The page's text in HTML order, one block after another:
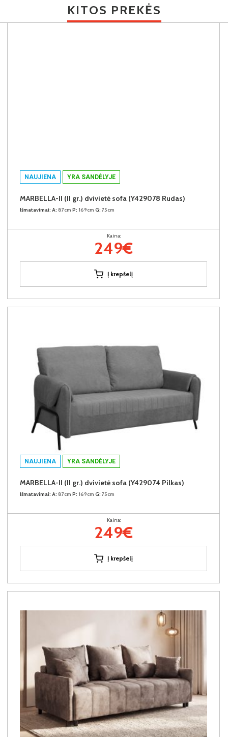
KITOS PREKĖS
NAUJIENA YRA SANDĖLYJE
MARBELLA-II (II gr.) dvivietė sofa (Y429078 Rudas)
Išmatavimai: A: 87cm P: 169cm G: 75cm
Kaina:
249€
Į krepšelį
NAUJIENA YRA SANDĖLYJE
MARBELLA-II (II gr.) dvivietė sofa (Y429074 Pilkas)
Išmatavimai: A: 87cm P: 169cm G: 75cm
Kaina:
249€
Į krepšelį